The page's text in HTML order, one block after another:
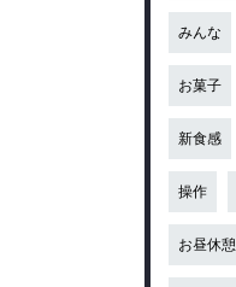
みんな
お菓子
新食感
操作
お昼休憩